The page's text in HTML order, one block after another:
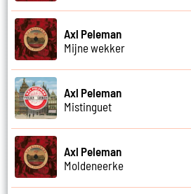
Axl Peleman
Mijne wekker
Axl Peleman
Mistinguet
Axl Peleman
Moldeneerke